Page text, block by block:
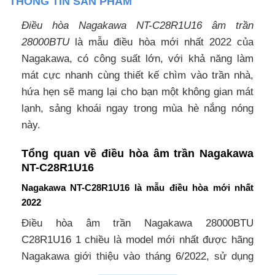
Điều hòa Nagakawa NT-C28R1U16 âm trần
28000BTUlà mẫu điều hòa mới nhất 2022 của
Nagakawa, có công suất lớn, với khả năng làm
mát cực nhanh cùng thiết kế chìm vào trần nhà,
hứa hẹn sẽ mang lại cho bạn một không gian mát
lạnh, sảng khoái ngay trong mùa hè nắng nóng
này.
Tổng quan về điều hòa âm trần Nagakawa
NT-C28R1U16
Nagakawa NT-C28R1U16 là mẫu điều hòa mới nhất
2022
Điều hòa âm trần Nagakawa 28000BTU
C28R1U16 1 chiều là model mới nhất được hãng
Nagakawa giới thiệu vào tháng 6/2022, sử dụng